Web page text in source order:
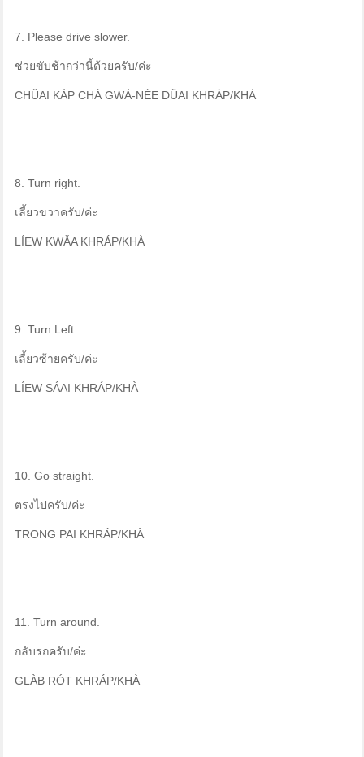
7. Please drive slower.
ช่วยขับช้ากว่านี้ด้วยครับ/ค่ะ
CHÛAI KÀP CHÁ GWÀ-NÉE DÛAI KHRÁP/KHÀ
8. Turn right.
เลี้ยวขวาครับ/ค่ะ
LÍEW KWǍA KHRÁP/KHÀ
9. Turn Left.
เลี้ยวซ้ายครับ/ค่ะ
LÍEW SÁAI KHRÁP/KHÀ
10. Go straight.
ตรงไปครับ/ค่ะ
TRONG PAI KHRÁP/KHÀ
11. Turn around.
กลับรถครับ/ค่ะ
GLÀB RÓT KHRÁP/KHÀ